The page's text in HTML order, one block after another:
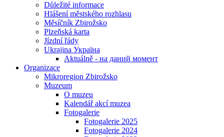
Důležité informace
Hlášení městského rozhlasu
Měsíčník Zbirožsko
Plzeňská karta
Jízdní řády
Ukrajina Україна
Aktuálně - на даний момент
Organizace
Mikroregion Zbirožsko
Muzeum
O muzeu
Kalendář akcí muzea
Fotogalerie
Fotogalerie 2025
Fotogalerie 2024